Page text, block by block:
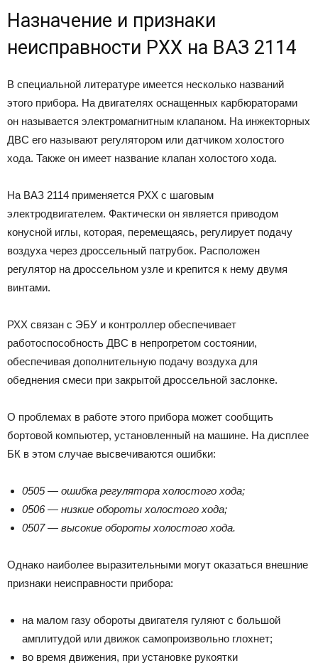
Назначение и признаки
неисправности РХХ на ВАЗ 2114
В специальной литературе имеется несколько названий
этого прибора. На двигателях оснащенных карбюраторами
он называется электромагнитным клапаном. На инжекторных
ДВС его называют регулятором или датчиком холостого
хода. Также он имеет название клапан холостого хода.
На ВАЗ 2114 применяется РХХ с шаговым
электродвигателем. Фактически он является приводом
конусной иглы, которая, перемещаясь, регулирует подачу
воздуха через дроссельный патрубок. Расположен
регулятор на дроссельном узле и крепится к нему двумя
винтами.
РХХ связан с ЭБУ и контроллер обеспечивает
работоспособность ДВС в непрогретом состоянии,
обеспечивая дополнительную подачу воздуха для
обеднения смеси при закрытой дроссельной заслонке.
О проблемах в работе этого прибора может сообщить
бортовой компьютер, установленный на машине. На дисплее
БК в этом случае высвечиваются ошибки:
0505 — ошибка регулятора холостого хода;
0506 — низкие обороты холостого хода;
0507 — высокие обороты холостого хода.
Однако наиболее выразительными могут оказаться внешние
признаки неисправности прибора:
на малом газу обороты двигателя гуляют с большой
амплитудой или движок самопроизвольно глохнет;
во время движения, при установке рукоятки